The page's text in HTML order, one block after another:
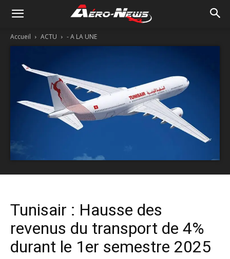
Accueil ACTU - A LA UNE
Tunisair : Hausse des
revenus du transport de 4%
durant le 1er semestre 2025